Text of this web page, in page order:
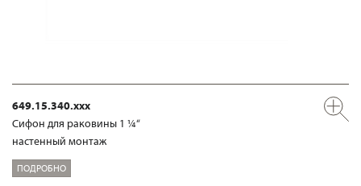
649.15.340.xxx
Сифон для раковины 1 ¼“
настенный монтаж
ПОДРОБНО